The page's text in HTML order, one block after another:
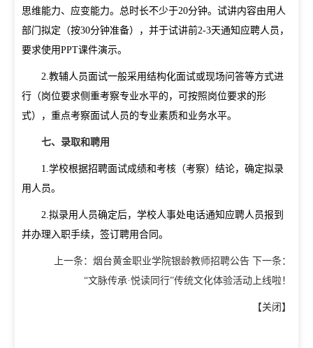
思维能力、应变能力。总时长不少于20分钟。试讲内容由用人
部门拟定（按30分钟准备），并于试讲前2-3天通知应聘人员，
要求使用PPT课件演示。
2.教辅人员面试一般采用结构化面试或现场问答等方式进
行（岗位要求侧重考察专业水平的，可按照岗位要求的形
式），重点考察面试人员的专业素质和业务水平。
七、录取和聘用
1.学校根据招聘面试成绩和考核（考察）结论，确定拟录
用人员。
2.拟录用人员确定后，学校人事处电话通知应聘人员报到
并办理入职手续，签订聘用合同。
上一条： 烟台黄金职业学院银龄教师招聘公告下一条：
“文脉传承·悦读同行”传统文化体验活动上线啦！
【关闭 】